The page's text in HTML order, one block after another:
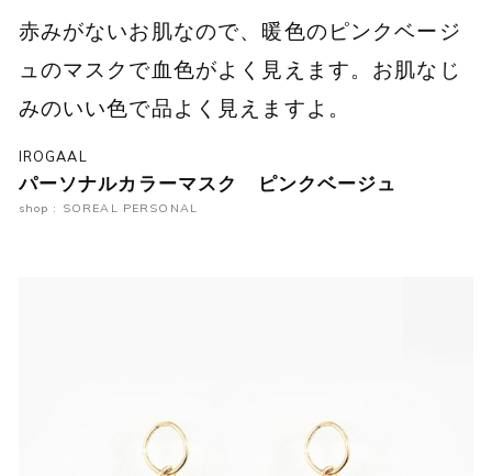
赤みがないお肌なので、暖色のピンクベージ
ュのマスクで血色がよく見えます。お肌なじ
みのいい色で品よく見えますよ。
IROGAAL
パーソナルカラーマスク ピンクベージュ
shop : SOREAL PERSONAL